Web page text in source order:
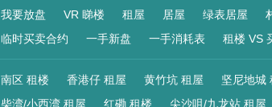
我要放盘 VR 睇楼 租屋 居屋 绿表居屋
临时买卖合约
一手新盘 一手消耗表 租楼 VS
南区 租楼 香港仔 租屋 黄竹坑 租屋 坚尼地城
柴湾/小西湾 租屋
红磡 租楼 尖沙咀/九龙站 租屋